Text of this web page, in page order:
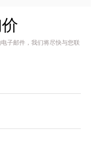
子邮件，我们将尽快与您联